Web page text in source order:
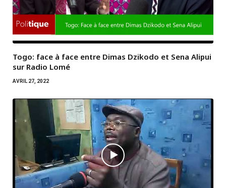
Togo: face à face entre Dimas Dzikodo et Sena Alipui
sur Radio Lomé
AVRIL 27, 2022